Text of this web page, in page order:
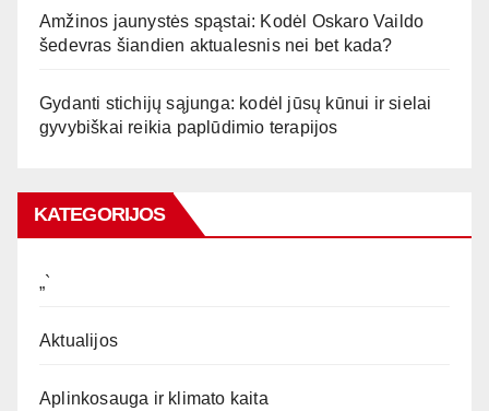
Amžinos jaunystės spąstai: Kodėl Oskaro Vaildo
šedevras šiandien aktualesnis nei bet kada?
Gydanti stichijų sąjunga: kodėl jūsų kūnui ir sielai
gyvybiškai reikia paplūdimio terapijos
KATEGORIJOS
„`
Aktualijos
Aplinkosauga ir klimato kaita